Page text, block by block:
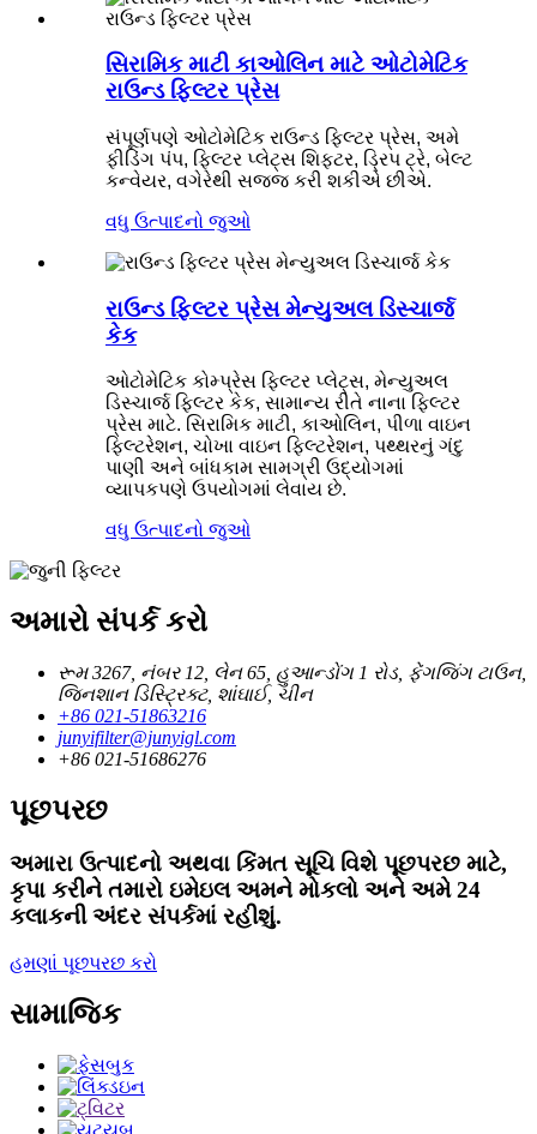
સિરામિક માટી કાઓલિન માટે ઓટોમેટિક
રાઉન્ડ ફિલ્ટર પ્રેસ
સંપૂર્ણપણે ઓટોમેટિક રાઉન્ડ ફિલ્ટર પ્રેસ, અમે
ફીડિંગ પંપ, ફિલ્ટર પ્લેટ્સ શિફ્ટર, ડ્રિપ ટ્રે, બેલ્ટ
કન્વેયર, વગેરેથી સજ્જ કરી શકીએ છીએ.
વધુ ઉત્પાદનો જુઓ
રાઉન્ડ ફિલ્ટર પ્રેસ મેન્યુઅલ ડિસ્ચાર્જ
કેક
ઓટોમેટિક કોમ્પ્રેસ ફિલ્ટર પ્લેટ્સ, મેન્યુઅલ
ડિસ્ચાર્જ ફિલ્ટર કેક, સામાન્ય રીતે નાના ફિલ્ટર
પ્રેસ માટે. સિરામિક માટી, કાઓલિન, પીળા વાઇન
ફિલ્ટરેશન, ચોખા વાઇન ફિલ્ટરેશન, પથ્થરનું ગંદુ
પાણી અને બાંધકામ સામગ્રી ઉદ્યોગમાં
વ્યાપકપણે ઉપયોગમાં લેવાય છે.
વધુ ઉત્પાદનો જુઓ
અમારો સંપર્ક કરો
રૂમ 3267, નંબર 12, લેન 65, હુઆન્ડોંગ 1 રોડ, ફેંગજિંગ ટાઉન,
જિનશાન ડિસ્ટ્રિક્ટ, શાંઘાઈ, ચીન
+86 021-51863216
junyifilter@junyigl.com
+86 021-51686276
પૂછપરછ
અમારા ઉત્પાદનો અથવા કિંમત સૂચિ વિશે પૂછપરછ માટે,
કૃપા કરીને તમારો ઇમેઇલ અમને મોકલો અને અમે 24
કલાકની અંદર સંપર્કમાં રહીશું.
હમણાં પૂછપરછ કરો
સામાજિક